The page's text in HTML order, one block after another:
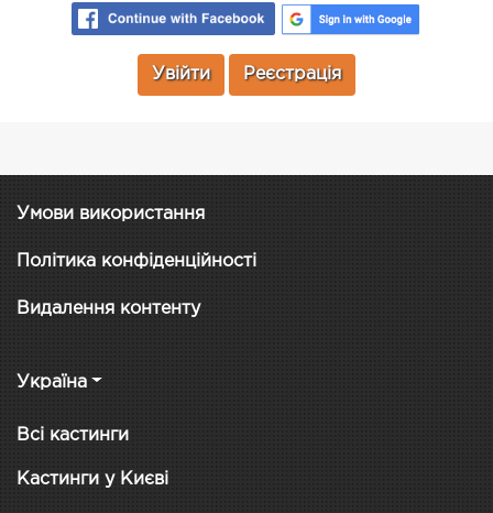
Увійти Реєстрація
Умови використання
Політика конфіденційності
Видалення контенту
Україна
Всі кастинги
Кастинги у Києві